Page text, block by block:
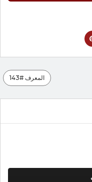
المعرف #143